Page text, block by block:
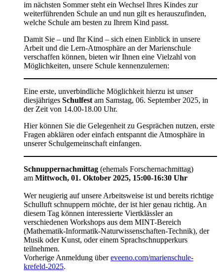
im nächsten Sommer steht ein Wechsel Ihres Kindes zur
weiterführenden Schule an und nun gilt es herauszufinden,
welche Schule am besten zu Ihrem Kind passt.
Damit Sie – und Ihr Kind – sich einen Einblick in unsere
Arbeit und die Lern-Atmosphäre an der Marienschule
verschaffen können, bieten wir Ihnen eine Vielzahl von
Möglichkeiten, unsere Schule kennenzulernen:
Eine erste, unverbindliche Möglichkeit hierzu ist unser
diesjähriges Schulfest am Samstag, 06. September 2025, in
der Zeit von 14.00-18.00 Uhr.
Hier können Sie die Gelegenheit zu Gesprächen nutzen, erste
Fragen abklären oder einfach entspannt die Atmosphäre in
unserer Schulgemeinschaft einfangen.
Schnuppernachmittag (ehemals Forschernachmittag)
am Mittwoch, 01. Oktober 2025, 15:00-16:30 Uhr
Wer neugierig auf unsere Arbeitsweise ist und bereits richtige
Schulluft schnuppern möchte, der ist hier genau richtig. An
diesem Tag können interessierte Viertklässler an
verschiedenen Workshops aus dem MINT-Bereich
(Mathematik-Informatik-Naturwissenschaften-Technik), der
Musik oder Kunst, oder einem Sprachschnupperkurs
teilnehmen.
Vorherige Anmeldung übereveeno.com/marienschule-
krefeld-2025.